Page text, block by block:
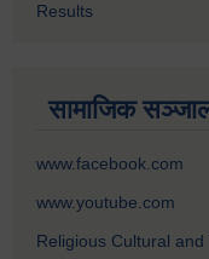
Results
सामाजिक
www.facebook.com
www.youtube.com
Religious Cultural